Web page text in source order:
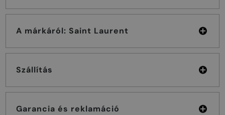
A márkáról: Saint Laurent
Szállítás
Garancia és reklamáció